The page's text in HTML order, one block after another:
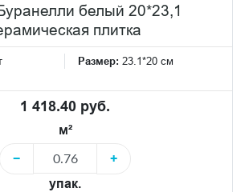
белый 20*23,1
плитка
Размер: 23.1*20 см
1 418.40 руб.
м²
−
+
упак.